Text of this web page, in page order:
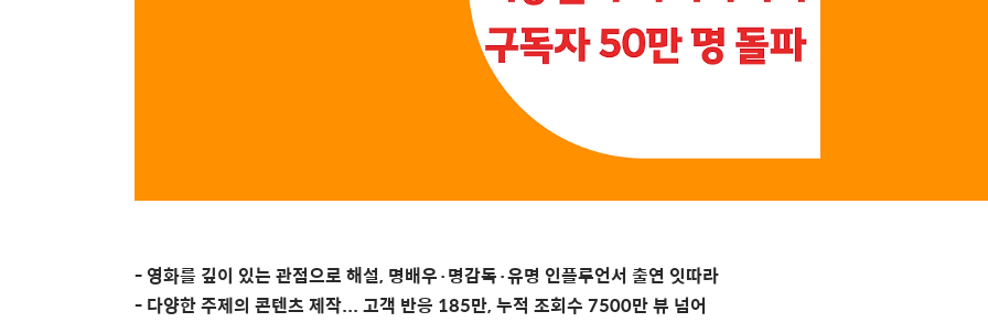
- 영화를 깊이 있는 관점으로 해설, 명배우·명감독·유명 인플루언서 출연 잇따라
- 다양한주제의 콘텐츠 제작... 고객 반응 185만, 누적 조회수 7500만뷰 넘어